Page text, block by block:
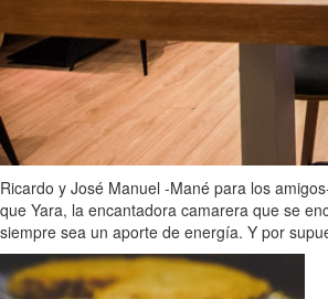
Ricardo y José Manuel -Mané para los
que Yara, la encantadora camarera que se
siempre sea un aporte de energía. Y por